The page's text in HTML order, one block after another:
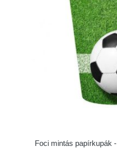
Foci mintás papírkupák